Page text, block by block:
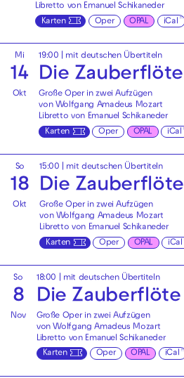
Libretto von Emanuel Schikaneder
Karten
Oper OPAL iCal
Mi
14
Okt
19:00 | mit deutschen Übertiteln
Die Zauberflöte
Große Oper in zwei Aufzügen
von Wolfgang Amadeus Mozart
Libretto von Emanuel Schikaneder
Karten
Oper OPAL iCal
So
18
Okt
15:00 mit deutschen Übertiteln
Die Zauberflöte
Große Oper in zwei Aufzügen
von Wolfgang Amadeus Mozart
Libretto von Emanuel Schikaneder
Karten
Oper OPAL iCal
So
8
Nov
18:00 mit deutschen Übertiteln
Die Zauberflöte
Große Oper in zwei Aufzügen
von Wolfgang Amadeus Mozart
Libretto von Emanuel Schikaneder
Karten
Oper OPAL iCal